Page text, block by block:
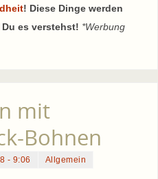
! Diese Dinge werden
es verstehst! *Werbung
mit
Bohnen
- 9:06 Allgemein